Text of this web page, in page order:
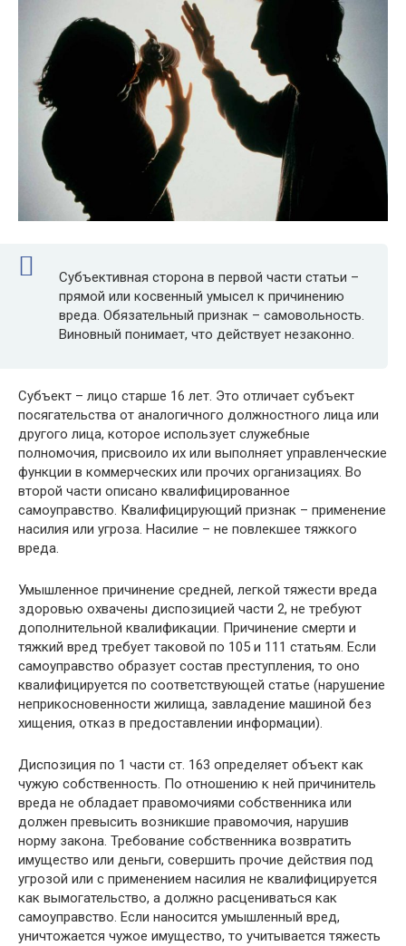
Субъективная сторона в первой части статьи –
прямой или косвенный умысел к причинению
вреда. Обязательный признак – самовольность.
Виновный понимает, что действует незаконно.
Субъект – лицо старше 16 лет. Это отличает субъект
посягательства от аналогичного должностного лица или
другого лица, которое использует служебные
полномочия, присвоило их или выполняет управленческие
функции в коммерческих или прочих организациях. Во
второй части описано квалифицированное
самоуправство. Квалифицирующий признак – применение
насилия или угроза. Насилие – не повлекшее тяжкого
вреда.
Умышленное причинение средней, легкой тяжести вреда
здоровью охвачены диспозицией части 2, не требуют
дополнительной квалификации. Причинение смерти и
тяжкий вред требует таковой по 105 и 111 статьям. Если
самоуправство образует состав преступления, то оно
квалифицируется по соответствующей статье (нарушение
неприкосновенности жилища, завладение машиной без
хищения, отказ в предоставлении информации).
Диспозиция по 1 части ст. 163 определяет объект как
чужую собственность. По отношению к ней причинитель
вреда не обладает правомочиями собственника или
должен превысить возникшие правомочия, нарушив
норму закона. Требование собственника возвратить
имущество или деньги, совершить прочие действия под
угрозой или с применением насилия не квалифицируется
как вымогательство, а должно расцениваться как
самоуправство. Если наносится умышленный вред,
уничтожается чужое имущество, то учитывается тяжесть